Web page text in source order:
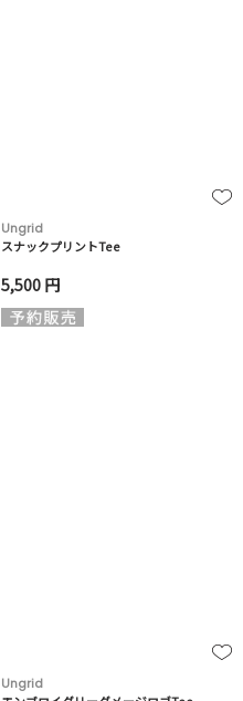
Ungrid
スナックプリントTee
5,500 円
Ungrid